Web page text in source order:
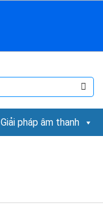
Giải pháp âm thanh